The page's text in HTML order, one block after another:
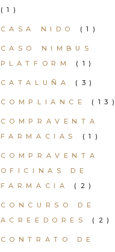
(1)
CASA NIDO (1)
CASO NIMBUS
PLATFORM
(1)
CATALUÑA (3)
COMPLIANCE (13)
COMPRAVENTA
FARMACIAS
(1)
COMPRAVENTA
OFICINAS DE
FARMACIA
(2)
CONCURSO DE
ACREEDORES
(2)
CONTRATO DE